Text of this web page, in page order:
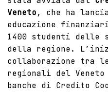
Veneto, che ha
educazione
1400 studenti delle
della regione.
collaborazione tra
regionali del
banche di Credito